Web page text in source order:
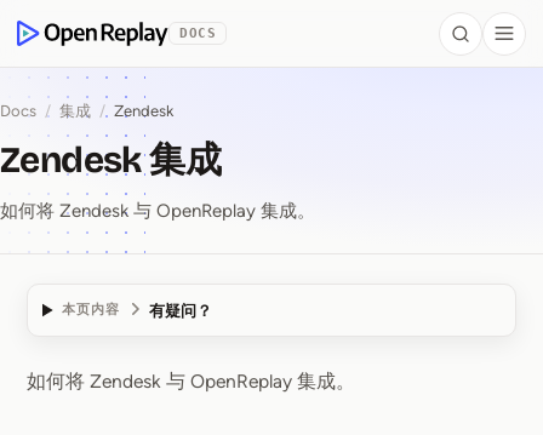
OpenReplay
DOCS Search
Docs / 集成 / Zendesk
Zendesk 集成
如何将 Zendesk 与 OpenReplay 集成。
本页内容 有疑问？
Zendesk 集成
如何将 Zendesk 与 OpenReplay 集成。